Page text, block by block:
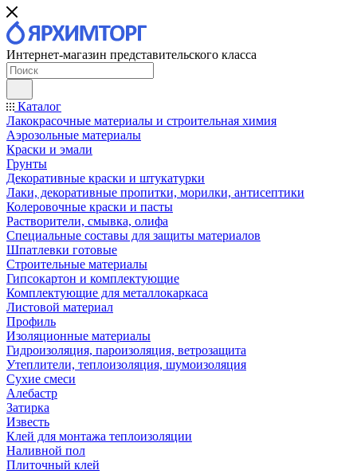
Интернет-магазин представительского класса
Каталог
Лакокрасочные материалы и строительная химия
Аэрозольные материалы
Краски и эмали
Грунты
Декоративные краски и штукатурки
Лаки, декоративные пропитки, морилки, антисептики
Колеровочные краски и пасты
Растворители, смывка, олифа
Специальные составы для защиты материалов
Шпатлевки готовые
Строительные материалы
Гипсокартон и комплектующие
Комплектующие для металлокаркаса
Листовой материал
Профиль
Изоляционные материалы
Гидроизоляция, пароизоляция, ветрозащита
Утеплители, теплоизоляция, шумоизоляция
Сухие смеси
Алебастр
Затирка
Известь
Клей для монтажа теплоизоляции
Наливной пол
Плиточный клей